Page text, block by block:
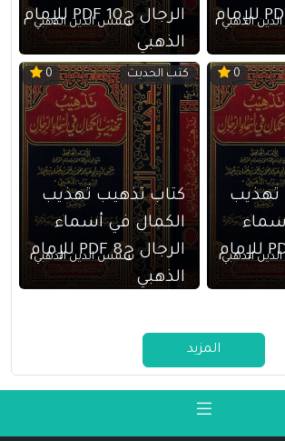
الرجال ج11 PDF للإمام
الذهبي
الرجال ج10 PDF للإمام
الذهبي
شمس الدين الذهبي
0
تهذيب
الرجال ج9 PDF للإمام
الذهبي
كتب الحديث 0
كتاب تذهيب تهذيب
الكمال في أسماء
الرجال ج8 PDF للإمام
الذهبي
شمس الدين الذهبي
المزيد